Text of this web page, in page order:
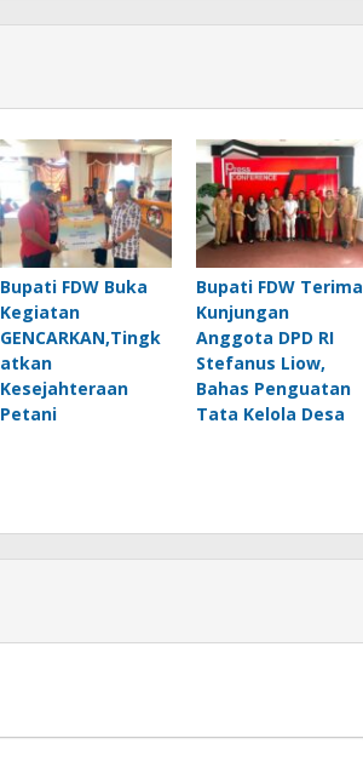
Bupati FDW Buka
Kegiatan
GENCARKAN,Tingk
atkan
Kesejahteraan
Petani
Bupati FDW Terima
Kunjungan
Anggota DPD RI
Stefanus Liow,
Bahas Penguatan
Tata Kelola Desa